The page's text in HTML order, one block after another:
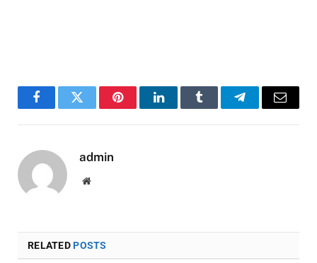
FacebookTwitter PinterestLinkedInTumblr TelegramEmail
admin
Website
RELATEDPOSTS